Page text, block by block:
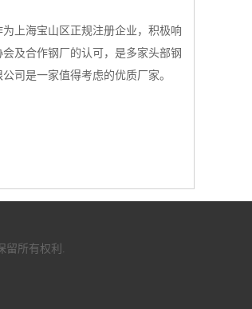
上海宝山区正规注册企业，积极响
及合作钢厂的认可，是多家头部钢
司是一家值得考虑的优质厂家。
留所有权利.